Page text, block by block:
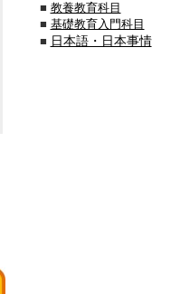
■ 教養教育科目
■ 基礎教育入門科目
■ 日本語・日本事情
掲載日
文 責：
ＦＤ委